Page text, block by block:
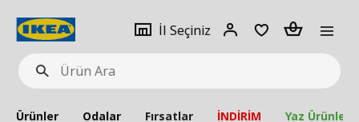
Ürün
Ara
İl Seçiniz
Giriş
Adet
Ürünler Odalar Fırsatlar İNDİRİM Yaz Ürünleri